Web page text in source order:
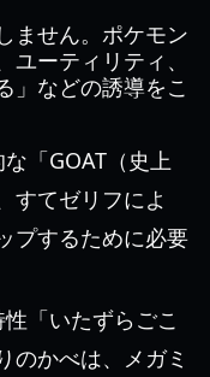
ません。ポケモン
ーティリティ、
」などの誘導をこ
「GOAT（史上
すてゼリフによ
プするために必要
「いたずらごこ
のかべは、メガミ